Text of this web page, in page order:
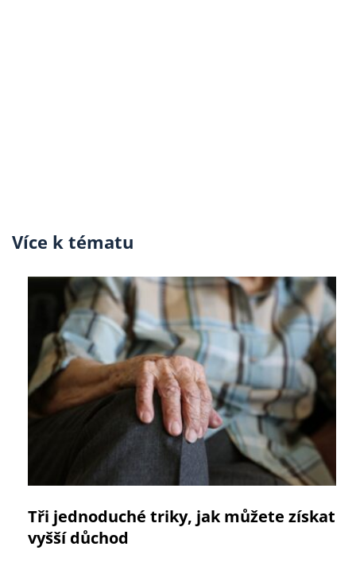
Více k tématu
Tři jednoduché triky, jak můžete získat
vyšší důchod